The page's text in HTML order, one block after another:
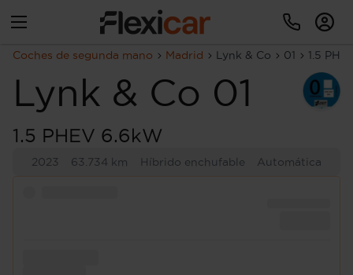
Coches de segunda mano Madrid Lynk & Co 01 1.5
Lynk & Co 01
1.5 PHEV 6.6kW
2023 63.734 km Híbrido enchufable Automática